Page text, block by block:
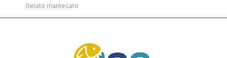
Gelato mantecato